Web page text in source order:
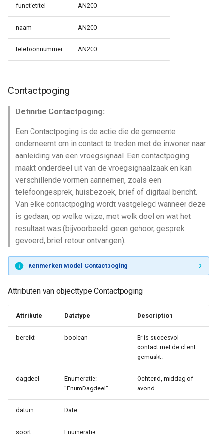
functietitel AN200
naam AN200
telefoonnummer AN200
Contactpoging
Definitie Contactpoging:
Een Contactpoging is de actie die de gemeente
onderneemt om in contact te treden met de inwoner naar
aanleiding van een vroegsignaal. Een contactpoging
maakt onderdeel uit van de vroegsignaalzaak en kan
verschillende vormen aannemen, zoals een
telefoongesprek, huisbezoek, brief of digitaal bericht.
Van elke contactpoging wordt vastgelegd wanneer deze
is gedaan, op welke wijze, met welk doel en wat het
resultaat was (bijvoorbeeld: geen gehoor, gesprek
gevoerd, brief retour ontvangen).
Kenmerken Model Contactpoging
Attributen van objecttype Contactpoging
Attribute Datatype Description
bereikt boolean
Er is succesvol
contact met de client
gemaakt.
dagdeel
Enumeratie:
"EnumDagdeel"
Ochtend, middag of
avond
datum Date
soort Enumeratie: